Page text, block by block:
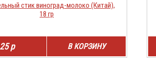
стик виноград-молоко (Китай),
18 гр
25 р В КОРЗИНУ